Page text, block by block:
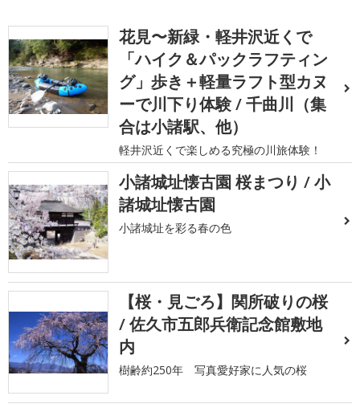
花見〜新緑・軽井沢近くで
「ハイク＆パックラフティン
グ」歩き＋軽量ラフト型カヌ
ーで川下り体験 / 千曲川（集
合は小諸駅、他）
軽井沢近くで楽しめる究極の川旅体験！
小諸城址懐古園 桜まつり / 小
諸城址懐古園
小諸城址を彩る春の色
【桜・見ごろ】関所破りの桜
/ 佐久市五郎兵衛記念館敷地
内
樹齢約250年 写真愛好家に人気の桜